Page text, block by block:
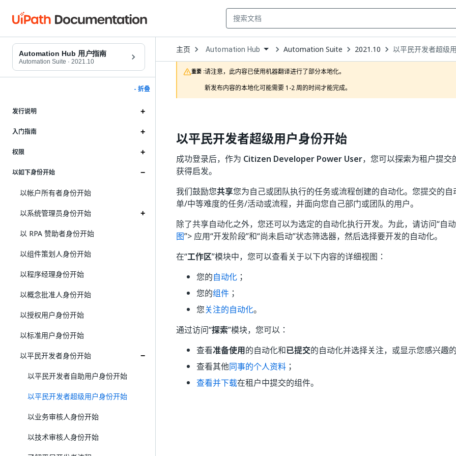
Automation Hub 用户指南
Automation Suite · 2021.10
- 折叠
发行说明
入门指南
权限
以如下身份开始
以帐户所有者身份开始
以系统管理员身份开始
以 RPA 赞助者身份开始
以组件策划人身份开始
以程序经理身份开始
以概念批准人身份开始
以授权用户身份开始
以标准用户身份开始
以平民开发者身份开始
以平民开发者自助用户身份开始
以平民开发者超级用户身份开始
以业务审核人身份开始
以技术审核人身份开始
主页 Open
Dropdown
to
choose
product
Automation Hub Automation Suite 2021.10 以平民开发者超级
重要 :请注意，此内容已使用机器翻译进行了部分本地化。
新发布内容的本地化可能需要 1-2 周的时间才能完成。
以平民开发者超级用户身份开始
成功登录后，作为 Citizen Developer Power User，您可以探索为租户提
获得启发。
我们鼓励您共享您为自己或团队执行的任务或流程创建的自动化。您提交的
单/中等难度的任务/活动或流程，并面向您自己部门或团队的用户。
除了共享自动化之外，您还可以为选定的自动化执行开发。为此，请访问“自
图”> 应用“开发阶段”和“尚未启动”状态筛选器，然后选择要开发的自动化。
在“工作区”模块中，您可以查看关于以下内容的详细视图：
您的自动化 ；
您的组件 ；
您关注的自动化。
通过访问“探索”模块，您可以：
查看准备使用的自动化和已提交的自动化并选择关注，或显示您感兴趣的
查看其他同事的个人资料 ；
查看并下载在租户中提交的组件。